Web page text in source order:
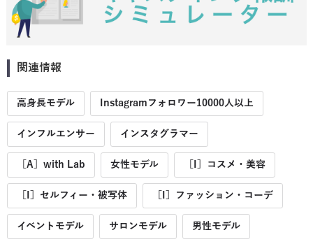
関連情報
高身長モデル Instagramフォロワー10000人以上
インフルエンサー インスタグラマー
［A］with Lab 女性モデル ［I］コスメ・美容
［I］セルフィー・被写体 ［I］ファッション・コーデ
イベントモデル サロンモデル 男性モデル